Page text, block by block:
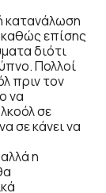
κατανάλωση
καθώς επίσης
διότι
Πολλοί
πριν τον
να
σε
σε κάνει να
η